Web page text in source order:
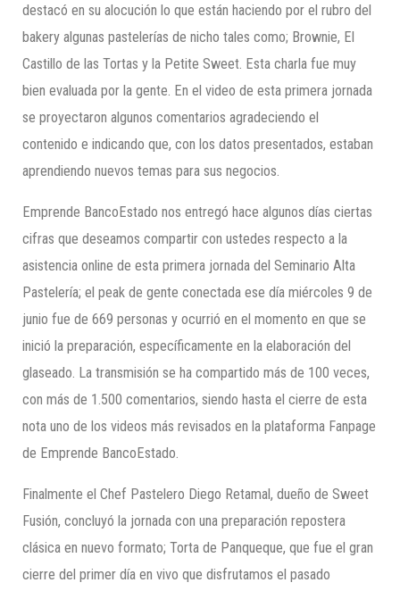
destacó en su alocución lo que están haciendo por el rubro del
bakery algunas pastelerías de nicho tales como; Brownie, El
Castillo de las Tortas y la Petite Sweet. Esta charla fue muy
bien evaluada por la gente. En el video de esta primera jornada
se proyectaron algunos comentarios agradeciendo el
contenido e indicando que, con los datos presentados, estaban
aprendiendo nuevos temas para sus negocios.
Emprende BancoEstado nos entregó hace algunos días ciertas
cifras que deseamos compartir con ustedes respecto a la
asistencia online de esta primera jornada del Seminario Alta
Pastelería; el peak de gente conectada ese día miércoles 9 de
junio fue de 669 personas y ocurrió en el momento en que se
inició la preparación, específicamente en la elaboración del
glaseado. La transmisión se ha compartido más de 100 veces,
con más de 1.500 comentarios, siendo hasta el cierre de esta
nota uno de los videos más revisados en la plataforma Fanpage
de Emprende BancoEstado.
Finalmente el Chef Pastelero Diego Retamal, dueño de Sweet
Fusión, concluyó la jornada con una preparación repostera
clásica en nuevo formato; Torta de Panqueque, que fue el gran
cierre del primer día en vivo que disfrutamos el pasado